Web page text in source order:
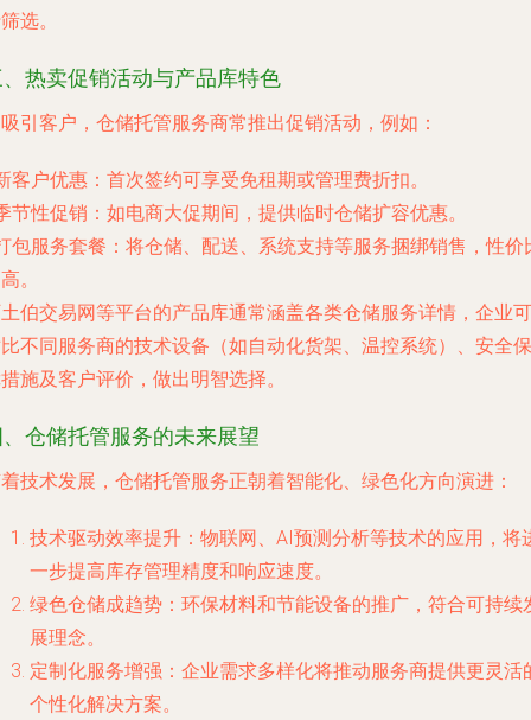
选。
热卖促销活动与产品库特色
引客户，仓储托管服务商常推出促销活动，例如：
客户优惠 ：首次签约可享受免租期或管理费折扣。
节性促销 ：如电商大促期间，提供临时仓储扩容优惠。
包服务套餐 ：将仓储、配送、系统支持等服务捆绑销售，性价
。
伯交易网等平台的产品库通常涵盖各类仓储服务详情，企业可
不同服务商的技术设备（如自动化货架、温控系统）、安全保
施及客户评价，做出明智选择。
仓储托管服务的未来展望
技术发展，仓储托管服务正朝着智能化、绿色化方向演进：
技术驱动效率提升 ：物联网、AI预测分析等技术的应用，将
一步提高库存管理精度和响应速度。
绿色仓储成趋势 ：环保材料和节能设备的推广，符合可持续
展理念。
定制化服务增强 ：企业需求多样化将推动服务商提供更灵活
个性化解决方案。